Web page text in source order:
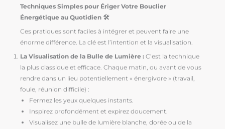
Techniques Simples pour Ériger Votre Bouclier
Énergétique au Quotidien 🛠️
Ces pratiques sont faciles à intégrer et peuvent faire une
énorme différence. La clé est l’intention et la visualisation.
La Visualisation de la Bulle de Lumière : C’est la technique
la plus classique et efficace. Chaque matin, ou avant de vous
rendre dans un lieu potentiellement « énergivore » (travail,
foule, réunion difficile) :
Fermez les yeux quelques instants.
Inspirez profondément et expirez doucement.
Visualisez une bulle de lumière blanche, dorée ou de la